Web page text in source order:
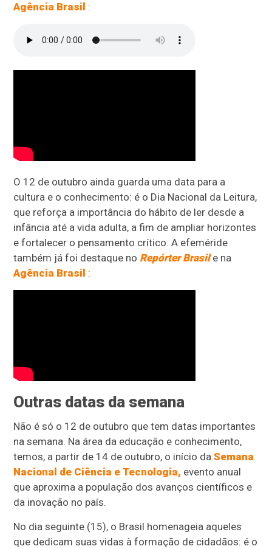
Agência Brasil :
O 12 de outubro ainda guarda uma data para a
cultura e o conhecimento: é o Dia Nacional da Leitura,
que reforça a importância do hábito de ler desde a
infância até a vida adulta, a fim de ampliar horizontes
e fortalecer o pensamento crítico. A efeméride
também já foi destaque no Repórter Brasil e na
Agência Brasil :
Outras datas da semana
Não é só o 12 de outubro que tem datas importantes
na semana. Na área da educação e conhecimento,
temos, a partir de 14 de outubro, o início daSemana
Nacional de Ciência e Tecnologia, evento anual
que aproxima a população dos avanços científicos e
da inovação no país.
No dia seguinte (15), o Brasil homenageia aqueles
que dedicam suas vidas à formação de cidadãos: é o